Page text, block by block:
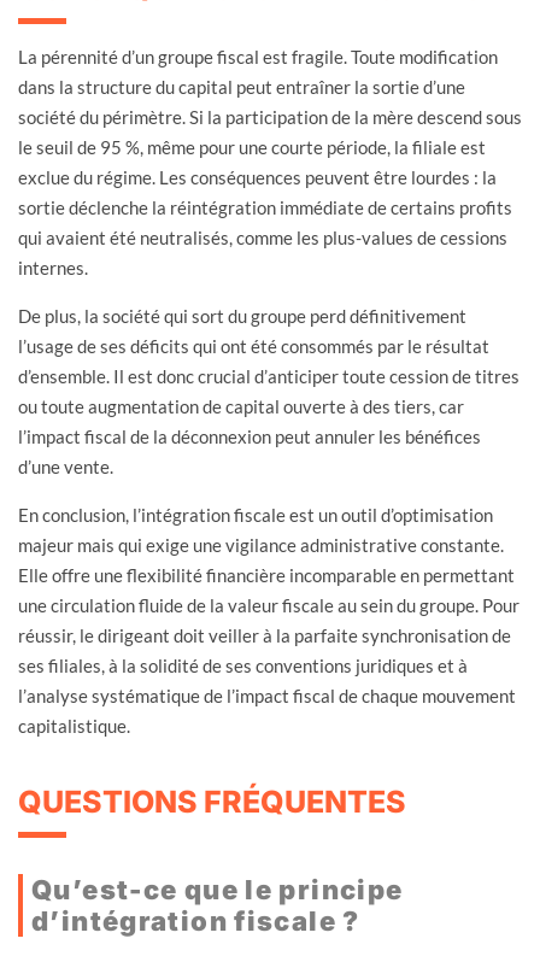
La pérennité d’un groupe fiscal est fragile. Toute modification
dans la structure du capital peut entraîner la sortie d’une
société du périmètre. Si la participation de la mère descend sous
le seuil de 95 %, même pour une courte période, la filiale est
exclue du régime. Les conséquences peuvent être lourdes : la
sortie déclenche la réintégration immédiate de certains profits
qui avaient été neutralisés, comme les plus-values de cessions
internes.
De plus, la société qui sort du groupe perd définitivement
l’usage de ses déficits qui ont été consommés par le résultat
d’ensemble. Il est donc crucial d’anticiper toute cession de titres
ou toute augmentation de capital ouverte à des tiers, car
l’impact fiscal de la déconnexion peut annuler les bénéfices
d’une vente.
En conclusion, l’intégration fiscale est un outil d’optimisation
majeur mais qui exige une vigilance administrative constante.
Elle offre une flexibilité financière incomparable en permettant
une circulation fluide de la valeur fiscale au sein du groupe. Pour
réussir, le dirigeant doit veiller à la parfaite synchronisation de
ses filiales, à la solidité de ses conventions juridiques et à
l’analyse systématique de l’impact fiscal de chaque mouvement
capitalistique.
QUESTIONS FRÉQUENTES
Qu’est-ce que le principe
d’intégration fiscale ?